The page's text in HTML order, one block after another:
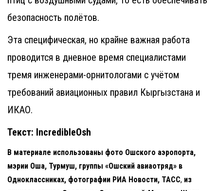
безопасность полётов.
Эта специфическая, но крайне важная работа
проводится в дневное время специалистами
тремя инженерами-орнитологами с учётом
требований авиационных правил Кыргызстана и
ИКАО.
Текст: IncredibleOsh
В материале использованы фото Ошского аэропорта,
мэрии Оша, Турмуш, группы «Ошский авиаотряд» в
Одноклассниках, фотографии РИА Новости, ТАСС, из